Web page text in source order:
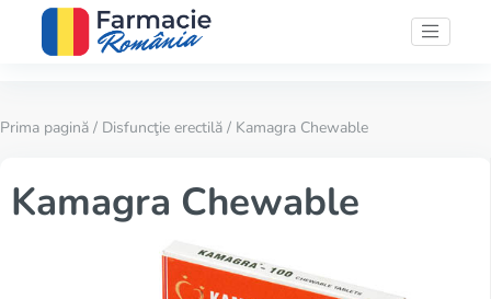
Prima pagină / Disfuncţie erectilă / Kamagra Chewable
Kamagra Chewable